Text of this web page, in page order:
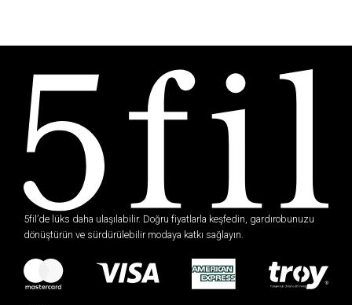
5fil’de lüks daha ulaşılabilir. Doğru fiyatlarla keşfedin, gardırobunuzu
dönüştürün ve sürdürülebilir modaya katkı sağlayın.